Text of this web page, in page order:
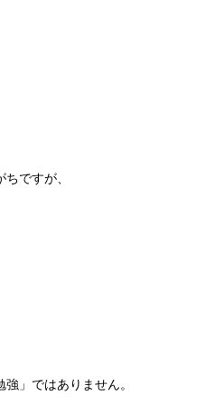
ですが、
」ではありません。